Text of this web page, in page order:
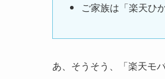
ご家族は「楽天ひ
あ、そうそう、「楽天モ